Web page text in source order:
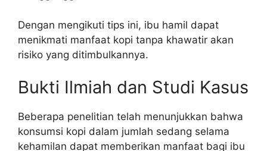
Dengan mengikuti tips ini, ibu hamil dapat
menikmati manfaat kopi tanpa khawatir akan
risiko yang ditimbulkannya.
Bukti Ilmiah dan Studi Kasus
Beberapa penelitian telah menunjukkan bahwa
konsumsi kopi dalam jumlah sedang selama
kehamilan dapat memberikan manfaat bagi ibu